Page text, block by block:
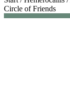
Circle of Friends